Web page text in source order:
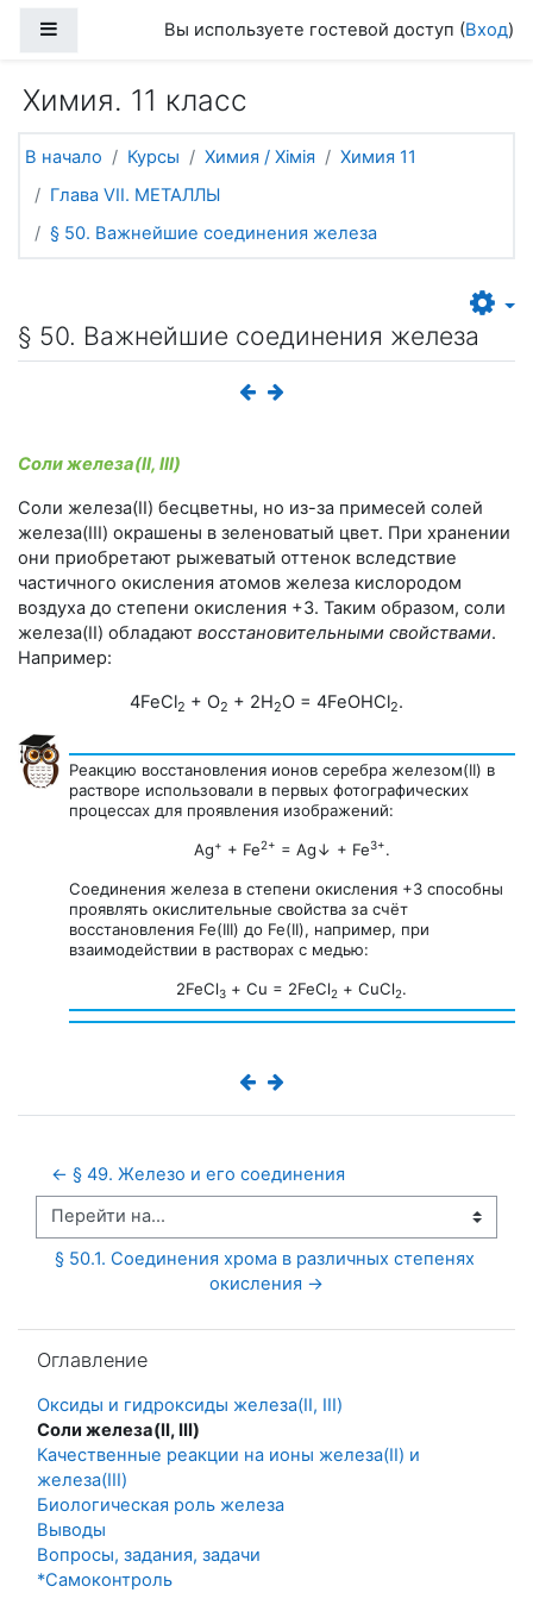
Боковая панельВы используете гостевой доступ (Вход)
Химия. 11 класс
В начало Курсы Химия / Хімія
Химия 11
Глава VII. МЕТАЛЛЫ
§ 50. Важнейшие соединения железа
§ 50. Важнейшие соединения железа
Соли железа(II, III)
Соли железа(II) бесцветны, но из-за примесей солей
железа(III) окрашены в зеленоватый цвет. При хранении
они приобретают рыжеватый оттенок вследствие
частичного окисления атомов железа кислородом
воздуха до степени окисления +3. Таким образом, соли
железа(II) обладают восстановительными свойствами.
Например:
4FeCl2 + O2 + 2H2O = 4FeOHCl2.
Реакцию восстановления ионов серебра железом(II) в
растворе использовали в первых фотографических
процессах для проявления изображений:
Ag+ + Fe2+ = Ag↓ + Fe3+.
Соединения железа в степени окисления +3 способны
проявлять окислительные свойства за счёт
восстановления Fe(III) до Fe(II), например, при
взаимодействии в растворах с медью:
2FeCl3 + Сu = 2FeCl2 + СuСl2.
← § 49. Железо и его соединения
Перейти на...
§ 50.1. Соединения хрома в различных степенях
окисления →
Оглавление
Оксиды и гидроксиды железа(II, III)
Соли железа(II, III)
Качественные реакции на ионы железа(II) и
железа(III)
Биологическая роль железа
Выводы
Вопросы, задания, задачи
*Самоконтроль